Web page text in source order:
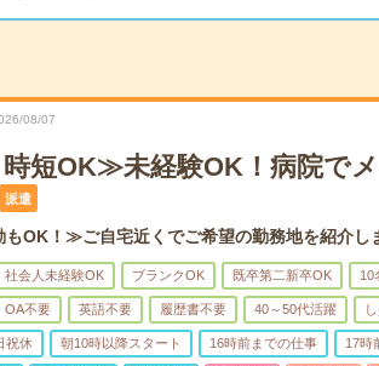
08/07
短OK≫未経験OK！病院で
派遣
OK！≫ご自宅近くでご希望の勤務地を紹介し
社会人未経験OK ブランクOK 既卒第二新卒OK 10
OA不要 英語不要 履歴書不要 40～50代活躍
祝休 朝10時以降スタート 16時前までの仕事 17時